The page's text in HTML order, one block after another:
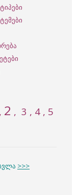
, 2 , 3 , 4 , 5
>>>